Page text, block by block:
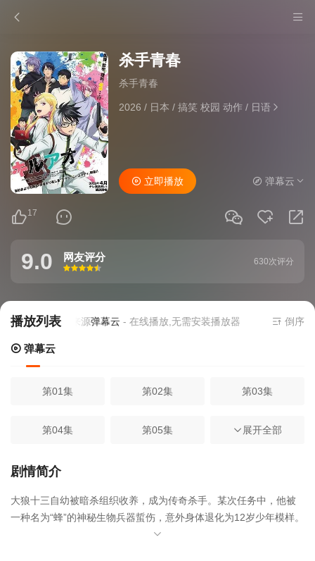
杀手青春
杀手青春
2026 / 日本 / 搞笑 校园 动作/ 日语
17
立即播放 弹幕云
9.0 网友评分
很差
较差还行推荐力荐
630次评分
播放列表
当前资源来源 弹幕云- 在线播放,无需安装播放器 倒序
弹幕云
第01集 第02集 第03集
第04集 第05集 第06集
第07集
第10集 第11集 第12集
展开全部
剧情简介
大狼十三‌自幼被暗杀组织收养，成为传奇杀手。某次任务中，他被
一种名为“蜂”的‌神秘生物兵器‌蜇伤，意外‌身体退化为12岁少年模样‌。
为寻找恢复原状的方法，他不得不‌伪装成初中生潜入校园‌。 然而，